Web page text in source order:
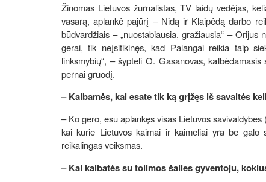
Žinomas Lietuvos žurnalistas, TV laidų vedėjas,
vasarą, aplankė pajūrį – Nidą ir Klaipėdą darbo
būdvardžiais – „nuostabiausia, gražiausia“ –
gerai, tik neįsitikinęs, kad Palangai reikia taip
linksmybių“, – šypteli O. Gasanovas,
pernai gruodį.
– Kalbamės, kai esate tik ką grįžęs iš savaitės
– Ko gero, esu aplankęs visas Lietuvos
kai kurie Lietuvos kaimai ir kaimeliai yra be galo
reikalingas veiksmas.
– Kai kalbatės su tolimos šalies gyventoju,